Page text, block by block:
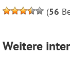
(56
Weitere